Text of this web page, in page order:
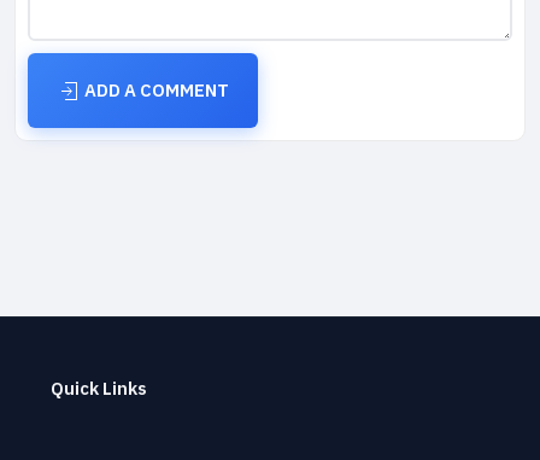
ADD A COMMENT
Quick Links